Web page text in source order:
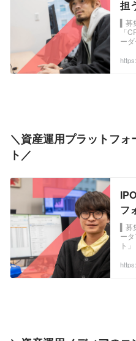
担
式
▍募
「
ー
＼資産運用プラットフ
ト／
フ
ス
サ
▍募
ー
ト